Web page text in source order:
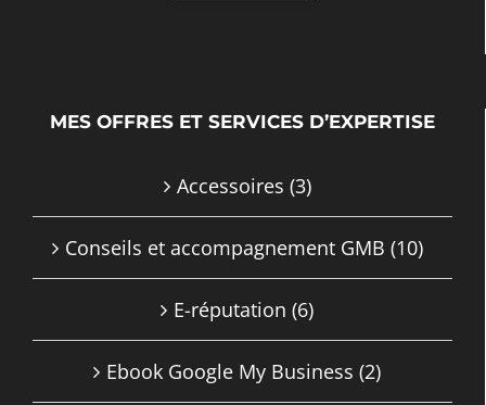
MES OFFRES ET SERVICES D’EXPERTISE
Accessoires (3)
Conseils et accompagnement GMB (10)
E-réputation (6)
Ebook Google My Business (2)